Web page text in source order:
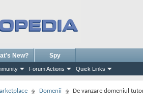
Forum Actions Quick Links
New? Spy
Domenii De vanzare domeniul